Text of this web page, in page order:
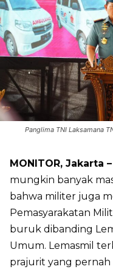
Panglima TNI Laksamana
MONITOR, Jakarta –
mungkin banyak
bahwa militer juga
Pemasyarakatan
buruk dibanding
Umum. Lemasmil
prajurit yang